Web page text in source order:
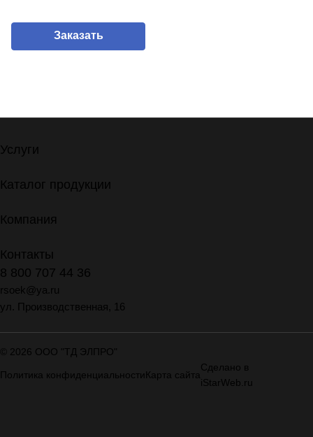
Заказать
Услуги
Каталог продукции
Компания
Контакты
8 800 707 44 36
rsoek@ya.ru
ул. Производственная, 16
© 2026 ООО "ТД ЭЛПРО"
Политика конфиденциальности Карта сайта
Сделано в
iStarWeb.ru